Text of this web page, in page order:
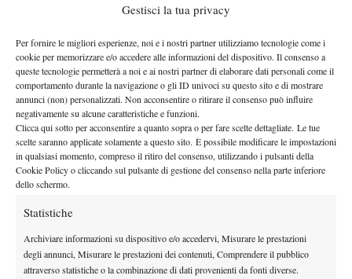
Gestisci la tua privacy
Per fornire le migliori esperienze, noi e i nostri partner utilizziamo tecnologie come i
cookie per memorizzare e/o accedere alle informazioni del dispositivo. Il consenso a
queste tecnologie permetterà a noi e ai nostri partner di elaborare dati personali come il
comportamento durante la navigazione o gli ID univoci su questo sito e di mostrare
annunci (non) personalizzati. Non acconsentire o ritirare il consenso può influire
negativamente su alcune caratteristiche e funzioni.
Clicca qui sotto per acconsentire a quanto sopra o per fare scelte dettagliate. Le tue
scelte saranno applicate solamente a questo sito. È possibile modificare le impostazioni
in qualsiasi momento, compreso il ritiro del consenso, utilizzando i pulsanti della
Cookie Policy o cliccando sul pulsante di gestione del consenso nella parte inferiore
dello schermo.
Statistiche
Archiviare informazioni su dispositivo e/o accedervi, Misurare le prestazioni
degli annunci, Misurare le prestazioni dei contenuti, Comprendere il pubblico
attraverso statistiche o la combinazione di dati provenienti da fonti diverse.
“consolation”, riservato agli sconfitti al primo turno del main
peruviano Edwind Garcia Grandez (6-0 6-1) e poi ha vinto una
gran battaglia in finale contro lo svizzero Timo Brechbuehl,
battuto per 6-3 4-6 10/2.
Oltre a Saja e Lumini, in Piemonte è stato protagonista anche un
altro dei tennisti di Active Sport: si tratta di Rocco Brando, che
all’attività in carrozzina (di successo: a inizio giugno ha vinto il
torneo regionale dello Sporting Milano 3 di Basiglio) ha iniziato
ad affiancare anche quella nel Para Standing, disciplina riservata
ad atleti con disabilità fisiche ma che competono senza l’utilizzo
accordo con l’International Tennis Federation e viaggia spedito
verso il riconoscimento ufficiale. La scorsa settimana Rocco ha